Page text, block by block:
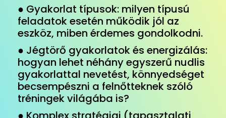
● Gyakorlat típusok: milyen típusú
feladatok esetén működik jól az
eszköz, miben érdemes gondolkodni.
● Jégtörő gyakorlatok és energizálás:
hogyan lehet néhány egyszerű nudlis
gyakorlattal nevetést, könnyedséget
becsempészni a felnőtteknek szóló
tréningek világába is?